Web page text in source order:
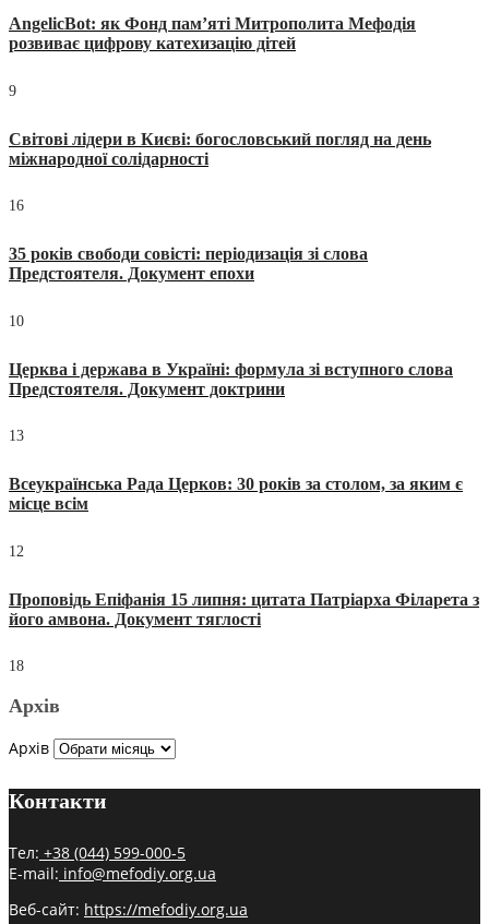
AngelicBot: як Фонд пам’яті Митрополита Мефодія
розвиває цифрову катехизацію дітей
9
Світові лідери в Києві: богословський погляд на день
міжнародної солідарності
16
35 років свободи совісті: періодизація зі слова
Предстоятеля. Документ епохи
10
Церква і держава в Україні: формула зі вступного слова
Предстоятеля. Документ доктрини
13
Всеукраїнська Рада Церков: 30 років за столом, за яким є
місце всім
12
Проповідь Епіфанія 15 липня: цитата Патріарха Філарета з
його амвона. Документ тяглості
18
Архів
Архів
Контакти
Тел: +38 (044) 599-000-5
E-mail: info@mefodiy.org.ua
Веб-сайт: https://mefodiy.org.ua